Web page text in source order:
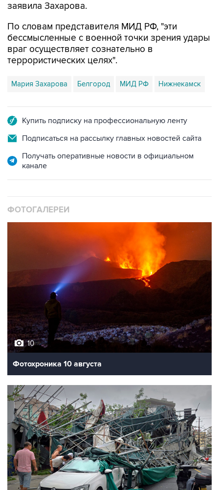
заявила Захарова.
По словам представителя МИД РФ, "эти
бессмысленные с военной точки зрения удары
враг осуществляет сознательно в
террористических целях".
Мария Захарова Белгород МИД РФ Нижнекамск
Купить подписку на профессиональную ленту
Подписаться на рассылку главных новостей сайта
Получать оперативные новости в официальном
канале
ФОТОГАЛЕРЕИ
10
Фотохроника 10 августа